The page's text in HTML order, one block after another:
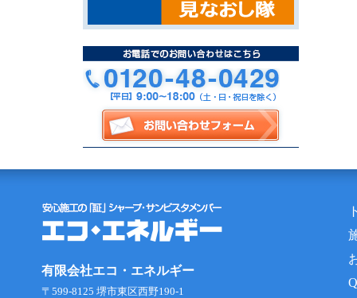
有限会社エコ・エネルギー
〒599-8125 堺市東区西野190-1